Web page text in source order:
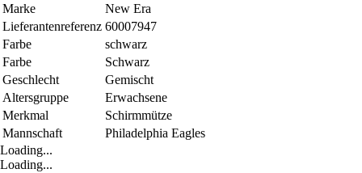
Marke
New Era
Lieferantenreferenz 60007947
Farbe
schwarz
Farbe
Schwarz
Geschlecht
Gemischt
Altersgruppe
Erwachsene
Merkmal
Schirmmütze
Mannschaft
Philadelphia Eagles
Loading...
Loading...